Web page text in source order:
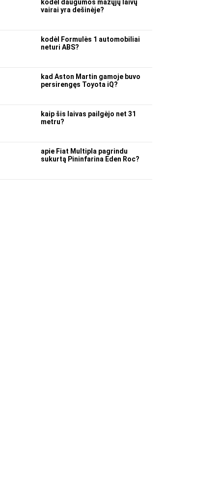
kodėl daugumos mažųjų laivų
vairai yra dešinėje?
kodėl Formulės 1 automobiliai
neturi ABS?
kad Aston Martin gamoje buvo
persirengęs Toyota iQ?
kaip šis laivas pailgėjo net 31
metru?
apie Fiat Multipla pagrindu
sukurtą Pininfarina Eden Roc?